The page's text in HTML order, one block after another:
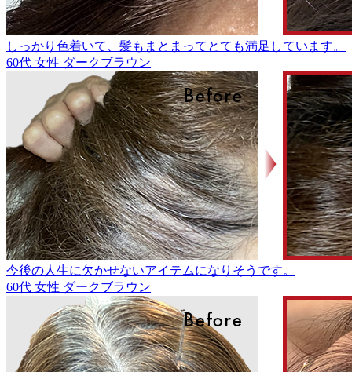
しっかり色着いて、髪もまとまってとても満足しています。
60代 女性 ダークブラウン
今後の人生に欠かせないアイテムになりそうです。
60代 女性 ダークブラウン